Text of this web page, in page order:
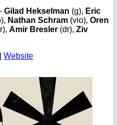
Gilad Hekselman (g), Eric
Nathan Schram (vio), Oren
Amir Bresler (dr), Ziv
Website